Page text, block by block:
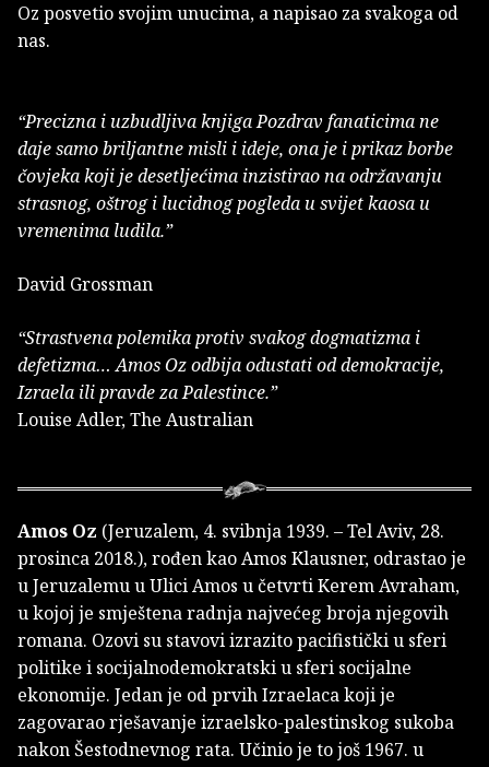
Oz posvetio svojim unucima, a napisao za svakoga od
nas.
“Precizna i uzbudljiva knjiga Pozdrav fanaticima ne
daje samo briljantne misli i ideje, ona je i prikaz borbe
čovjeka koji je desetljećima inzistirao na održavanju
strasnog, oštrog i lucidnog pogleda u svijet kaosa u
vremenima ludila.”
David Grossman
“Strastvena polemika protiv svakog dogmatizma i
defetizma… Amos Oz odbija odustati od demokracije,
Izraela ili pravde za Palestince.”
Louise Adler, The Australian
Amos Oz (Jeruzalem, 4. svibnja 1939. – Tel Aviv, 28.
prosinca 2018.), rođen kao Amos Klausner, odrastao je
u Jeruzalemu u Ulici Amos u četvrti Kerem Avraham,
u kojoj je smještena radnja najvećeg broja njegovih
romana. Ozovi su stavovi izrazito pacifistički u sferi
politike i socijalnodemokratski u sferi socijalne
ekonomije. Jedan je od prvih Izraelaca koji je
zagovarao rješavanje izraelsko-palestinskog sukoba
nakon Šestodnevnog rata. Učinio je to još 1967. u